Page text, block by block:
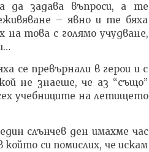
да задава въпроси, а те
– явно и те бяха
на това с голямо учудване,
се превърнали в герои и с
не знаеше, че аз “също”
учебниците на летището
слънчев ден имахме час
си помислих, че искам